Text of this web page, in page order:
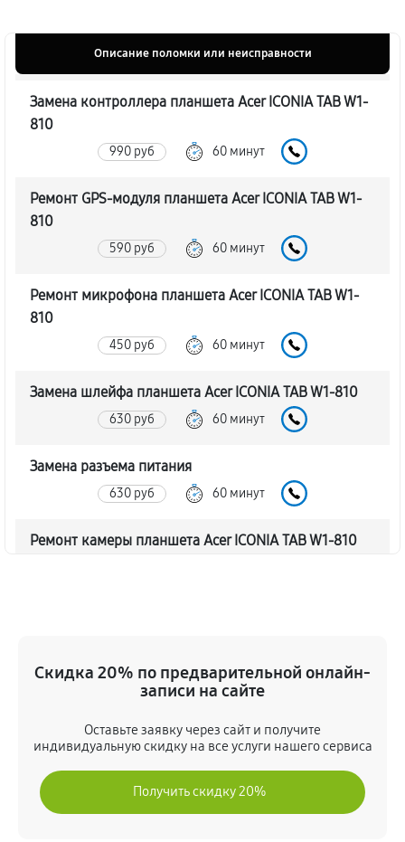
Описание поломки или неисправности
Замена контроллера планшета Acer ICONIA TAB W1-
810
990 руб 60 минут
Ремонт GPS-модуля планшета Acer ICONIA TAB W1-
810
590 руб 60 минут
Ремонт микрофона планшета Acer ICONIA TAB W1-
810
450 руб 60 минут
Замена шлейфа планшета Acer ICONIA TAB W1-810
630 руб 60 минут
Замена разъема питания
630 руб 60 минут
Ремонт камеры планшета Acer ICONIA TAB W1-810
Замена стекла планшета Acer ICONIA TAB W1-810
450 руб 60 минут
Скидка 20% по предварительной онлайн-
записи на сайте
Оставьте заявку через сайт и получите
индивидуальную скидку на все услуги нашего сервиса
Получить скидку 20%